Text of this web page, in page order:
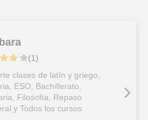
(1)
clases de latín y griego,
ESO, Bachillerato,
Filosofía, Repaso
y Todos los cursos